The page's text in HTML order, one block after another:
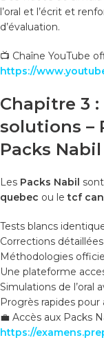
l’oral et l’écrit et
d’évaluation.
📺 Chaîne YouTube
https://
Chapitre 3
solutions –
Packs Nabil
Les Packs Nabil
quebec ou letcf
Tests blancs
Corrections
Méthodologies
Une plateforme
Simulations de l’oral
Progrès rapides pour
💼 Accès aux Packs
https://